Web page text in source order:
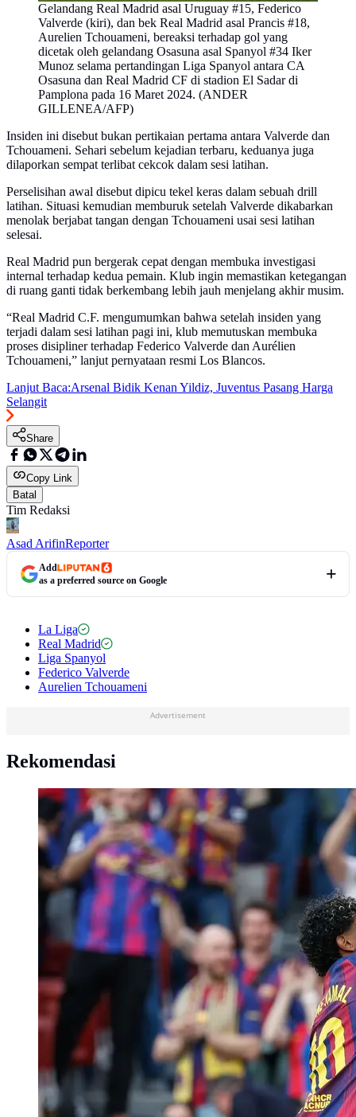
Gelandang Real Madrid asal Uruguay #15, Federico
Valverde (kiri), dan bek Real Madrid asal Prancis #18,
Aurelien Tchouameni, bereaksi terhadap gol yang
dicetak oleh gelandang Osasuna asal Spanyol #34 Iker
Munoz selama pertandingan Liga Spanyol antara CA
Osasuna dan Real Madrid CF di stadion El Sadar di
Pamplona pada 16 Maret 2024. (ANDER
GILLENEA/AFP)
Insiden ini disebut bukan pertikaian pertama antara Valverde dan
Tchouameni. Sehari sebelum kejadian terbaru, keduanya juga
dilaporkan sempat terlibat cekcok dalam sesi latihan.
Perselisihan awal disebut dipicu tekel keras dalam sebuah drill
latihan. Situasi kemudian memburuk setelah Valverde dikabarkan
menolak berjabat tangan dengan Tchouameni usai sesi latihan
selesai.
Real Madrid pun bergerak cepat dengan membuka investigasi
internal terhadap kedua pemain. Klub ingin memastikan ketegangan
di ruang ganti tidak berkembang lebih jauh menjelang akhir musim.
“Real Madrid C.F. mengumumkan bahwa setelah insiden yang
terjadi dalam sesi latihan pagi ini, klub memutuskan membuka
proses disipliner terhadap Federico Valverde dan Aurélien
Tchouameni,” lanjut pernyataan resmi Los Blancos.
Lanjut Baca:Arsenal Bidik Kenan Yildiz, Juventus Pasang Harga
Selangit
Share
Copy Link
Batal
Tim Redaksi
Asad ArifinReporter
Add
as a preferred source on Google
La Liga
Real Madrid
Liga Spanyol
Federico Valverde
Aurelien Tchouameni
Advertisement
Rekomendasi